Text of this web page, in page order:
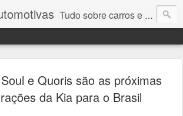
Tudo sobre carros e motores
e Quoris são as próximas
da Kia para o Brasil